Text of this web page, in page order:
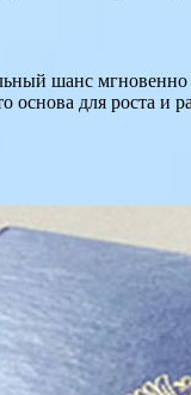
шанс
для роста